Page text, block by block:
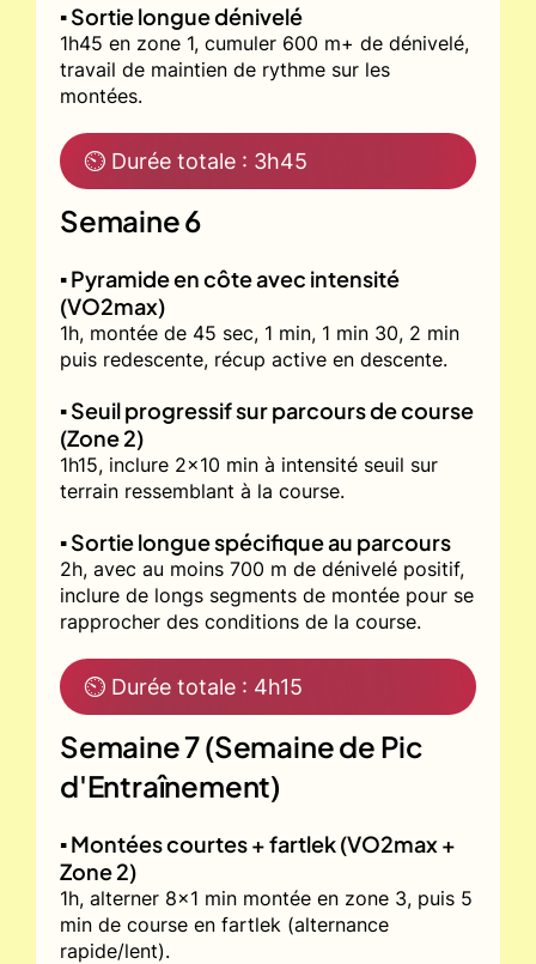
▪️ Sortie longue dénivelé
1h45 en zone 1, cumuler 600 m+ de dénivelé,
travail de maintien de rythme sur les
montées.
⏲ Durée totale : 3h45
Semaine 6
▪️ Pyramide en côte avec intensité
(VO2max)
1h, montée de 45 sec, 1 min, 1 min 30, 2 min
puis redescente, récup active en descente.
▪️ Seuil progressif sur parcours de course
(Zone 2)
1h15, inclure 2x10 min à intensité seuil sur
terrain ressemblant à la course.
▪️ Sortie longue spécifique au parcours
2h, avec au moins 700 m de dénivelé positif,
inclure de longs segments de montée pour se
rapprocher des conditions de la course.
⏲ Durée totale : 4h15
Semaine 7 (Semaine de Pic
d'Entraînement)
▪️ Montées courtes + fartlek (VO2max +
Zone 2)
1h, alterner 8x1 min montée en zone 3, puis 5
min de course en fartlek (alternance
rapide/lent).